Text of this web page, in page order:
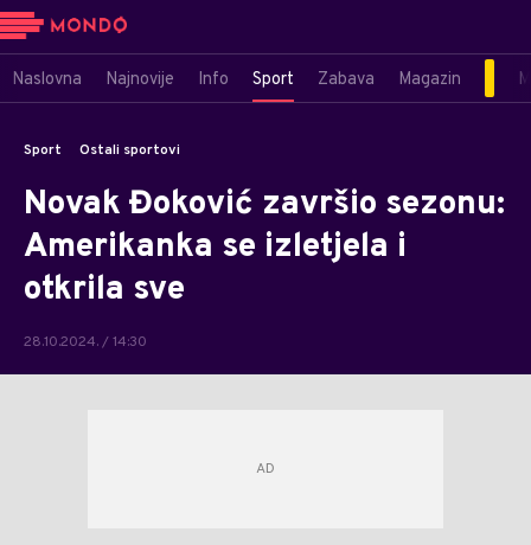
Naslovna Najnovije Info Sport Zabava Magazin
Sport Ostali sportovi
Novak Đoković završio sezonu:
Amerikanka se izletjela i
otkrila sve
28.10.2024. / 14:30